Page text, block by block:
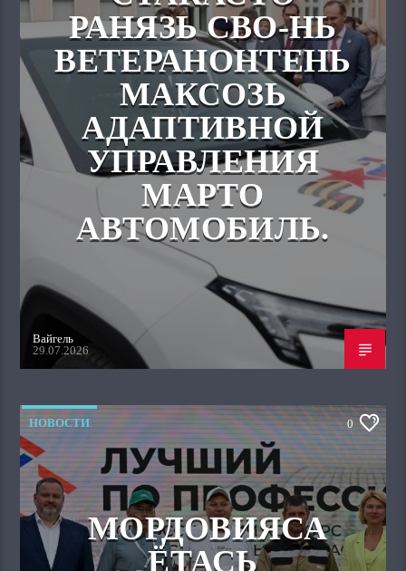
РАНЯЗЬ СВО-НЬ
ВЕТЕРАНОНТЕНЬ
МАКСОЗЬ
АДАПТИВНОЙ
УПРАВЛЕНИЯ
МАРТО
АВТОМОБИЛЬ.
Вайгель
29.07.2026
НОВОСТИ 0
МОРДОВИЯСА
ЁТАСЬ